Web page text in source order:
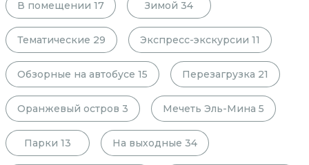
В помещении 17 Зимой 34
Тематические 29 Экспресс-экскурсии 11
Обзорные на автобусе 15 Перезагрузка 21
Оранжевый остров 3 Мечеть Эль-Мина 5
Парки 13 На выходные 34